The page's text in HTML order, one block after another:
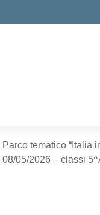
tematico “Italia
05/2026 – classi